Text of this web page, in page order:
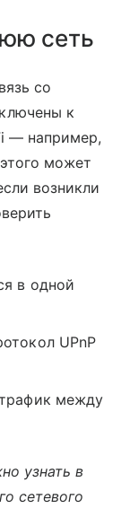
сеть
со
к
— например,
может
возникли
в одной
UPnP
между
узнать в
сетевого